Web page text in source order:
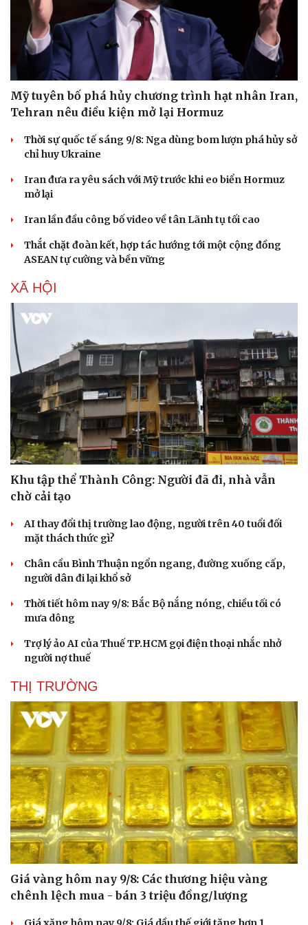
Doanh nghiệp
Thông tin doanh nghiệp
Doanh nghiệp 24h
Doanh nhân
Vì cộng đồng
Công nghệ
Sành điệu
Tin Công nghệ
Trải nghiệm
Mỹ tuyên bố phá hủy chương trình hạt nhân Iran,
Tehran nêu điều kiện mở lại Hormuz
Thời sự quốc tế sáng 9/8: Nga dùng bom lượn phá hủy sở
chỉ huy Ukraine
Iran đưa ra yêu sách với Mỹ trước khi eo biển Hormuz
mở lại
Iran lần đầu công bố video về tân Lãnh tụ tối cao
Thắt chặt đoàn kết, hợp tác hướng tới một cộng đồng
ASEAN tự cường và bền vững
XÃ HỘI
Khu tập thể Thành Công: Người đã đi, nhà vẫn
chờ cải tạo
AI thay đổi thị trường lao động, người trên 40 tuổi đối
mặt thách thức gì?
Chân cầu Bình Thuận ngổn ngang, đường xuống cấp,
người dân đi lại khổ sở
Thời tiết hôm nay 9/8: Bắc Bộ nắng nóng, chiều tối có
mưa dông
Trợ lý ảo AI của Thuế TP.HCM gọi điện thoại nhắc nhở
người nợ thuế
THỊ TRƯỜNG
Giá vàng hôm nay 9/8: Các thương hiệu vàng
chênh lệch mua - bán 3 triệu đồng/lượng